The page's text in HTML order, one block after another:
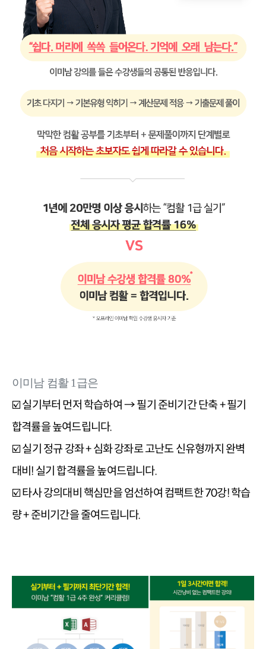
이미남 컴활 1급은
☑️ 실기부터 먼저 학습하여 → 필기 준비기간 단축 + 필기
합격률을 높여드립니다.
☑️ 실기 정규 강좌 + 심화 강좌로 고난도 신유형까지 완벽
대비! 실기 합격률을 높여드립니다.
☑️ 타사 강의대비 핵심만을 엄선하여 컴팩트한 70강! 학습
량 + 준비기간을 줄여드립니다.